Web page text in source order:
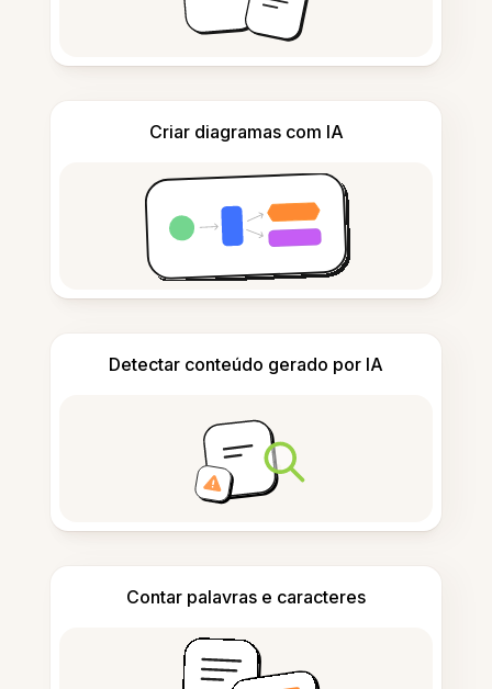
Criar diagramas com IA
Detectar conteúdo gerado por IA
Contar palavras e caracteres